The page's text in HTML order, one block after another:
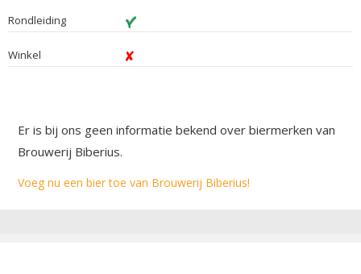
Rondleiding
Winkel
Er is bij ons geen informatie bekend over biermerken van
Brouwerij Biberius.
Voeg nu een bier toe van Brouwerij Biberius!